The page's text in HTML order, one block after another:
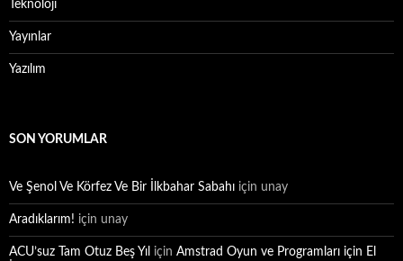
Teknoloji
Yayınlar
Yazılım
SON YORUMLAR
Ve Şenol Ve Körfez Ve Bir İlkbahar Sabahı için unay
Aradıklarım! için unay
ACU’suz Tam Otuz Beş Yıl için Amstrad Oyun ve Programları için El